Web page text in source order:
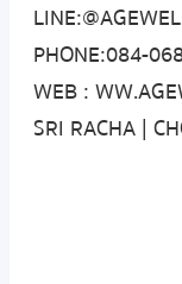
PHONE:084-
WEB :
SRI RACHA |